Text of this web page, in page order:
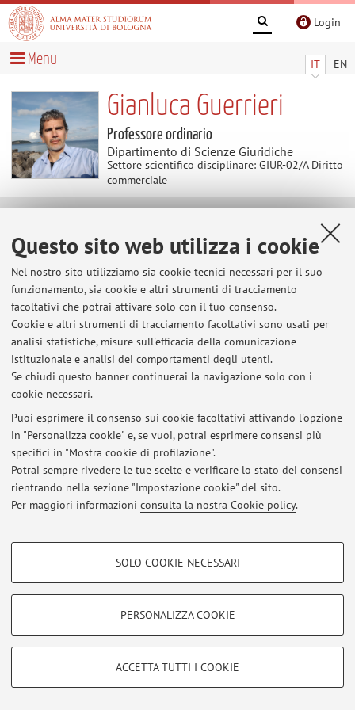
Questo sito web utilizza i cookie
Nel nostro sito utilizziamo sia cookie tecnici necessari per il suo
funzionamento, sia cookie e altri strumenti di tracciamento
facoltativi che potrai attivare solo con il tuo consenso.
Cookie e altri strumenti di tracciamento facoltativi sono usati per
analisi statistiche, misure sull'efficacia della comunicazione
istituzionale e analisi dei comportamenti degli utenti.
Se chiudi questo banner continuerai la navigazione solo con i
cookie necessari.
Puoi esprimere il consenso sui cookie facoltativi attivando l'opzione
in "Personalizza cookie" e, se vuoi, potrai esprimere consensi più
specifici in "Mostra cookie di profilazione".
Potrai sempre rivedere le tue scelte e verificare lo stato dei consensi
rientrando nella sezione "Impostazione cookie" del sito.
Per maggiori informazioni consulta la nostra Cookie policy.
COOKIE DI PROFILAZIONE - FACOLTATIVI
COOKIE TECNICI - NECESSARI
Si tratta di cookie tecnici utilizzati, a titolo esemplificativo, per il corretto
SOLO COOKIE NECESSARI
PERSONALIZZA COOKIE
ACCETTA TUTTI I COOKIE
Login
IT EN
Menu
Gianluca Guerrieri
Professore ordinario
Dipartimento di Scienze Giuridiche
Settore scientifico disciplinare: GIUR-02/A Diritto
commerciale
Avvisi
Prossimi appelli di Diritto commerciale (A-C)
I prossimi esami di Diritto Commerciale (A-C) - salve
eventuali problematiche che dovessero derivare dal
nuovo sistema di gestione centralizzata delle aule - si
terranno il 26 maggio 2026, il 24 giugno 2026, il 21
luglio 2026 e il 9 settembre 2026.
Pubblicato il: 08 marzo 2026
Area riservata
Accedi tramiteloginper gestire tutti i contenuti del sito.
© 2026 - ALMA MATER STUDIORUM - Università di Bologna - Via
Zamboni, 33 - 40126 Bologna - Partita IVA: 01131710376